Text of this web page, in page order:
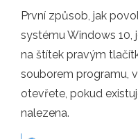
První způsob, jak
systému Windows 10,
na štítek pravým
souborem programu,
otevřete, pokud
nalezena.